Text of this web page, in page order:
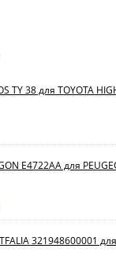
TY 38 для TOYOTA
E4722AA для
321948600001